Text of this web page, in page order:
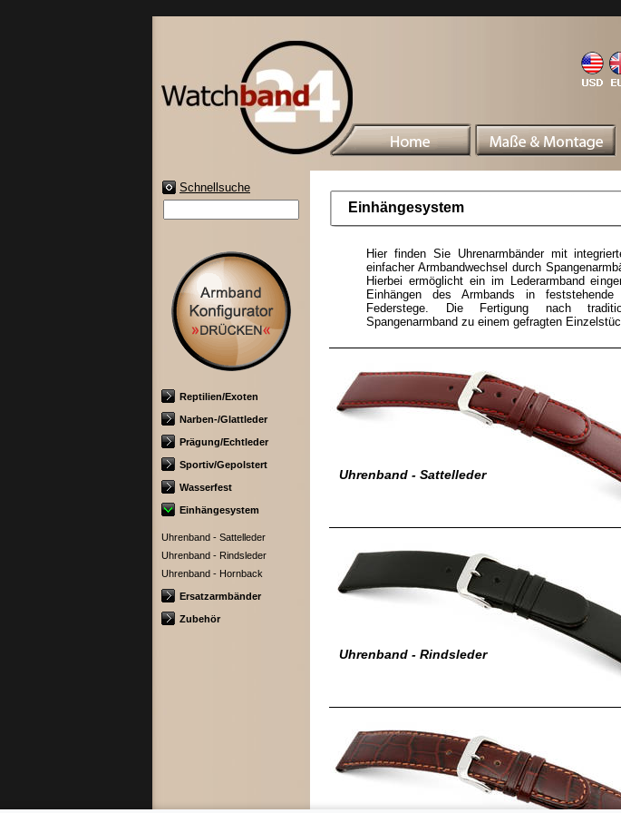
Schnellsuche
Reptilien/Exoten
Narben-/Glattleder
Prägung/Echtleder
Sportiv/Gepolstert
Wasserfest
Einhängesystem
Uhrenband - Sattelleder
Uhrenband - Rindsleder
Uhrenband - Hornback
Ersatzarmbänder
Zubehör
Einhängesystem
Hier finden Sie Uhrenarmbänder mit
einfacher Armbandwechsel durch
Hierbei ermöglicht ein im Lederarmband
Einhängen des Armbands in
Federstege. Die Fertigung nach
Spangenarmband zu einem gefragten
Uhrenband - Sattelleder
Uhrenband - Rindsleder